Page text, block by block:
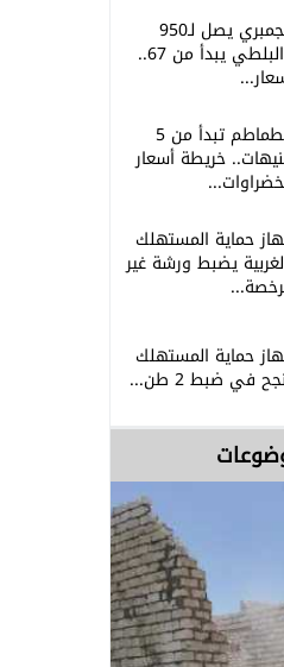
الجمبري يصل لـ950
والبلطي يبدأ من 67..
الطماطم تبدأ من 5
خريطة أسعار
حماية المستهلك
يضبط ورشة غير
حماية المستهلك
في ضبط 2 طن...